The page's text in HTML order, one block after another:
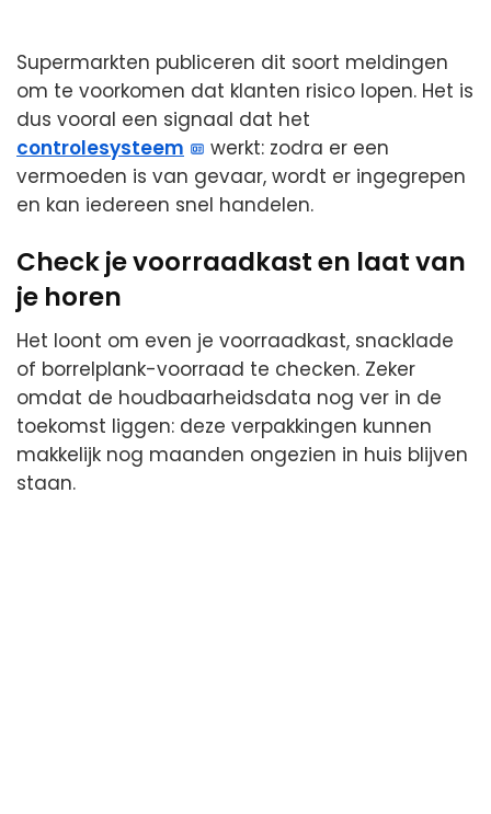
Supermarkten publiceren dit soort meldingen
om te voorkomen dat klanten risico lopen. Het is
dus vooral een signaal dat het
controlesysteem
werkt: zodra er een
vermoeden is van gevaar, wordt er ingegrepen
en kan iedereen snel handelen.
Check je voorraadkast en laat van
je horen
Het loont om even je voorraadkast, snacklade
of borrelplank-voorraad te checken. Zeker
omdat de houdbaarheidsdata nog ver in de
toekomst liggen: deze verpakkingen kunnen
makkelijk nog maanden ongezien in huis blijven
staan.